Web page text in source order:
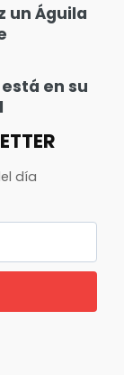
un Águila
en su
día